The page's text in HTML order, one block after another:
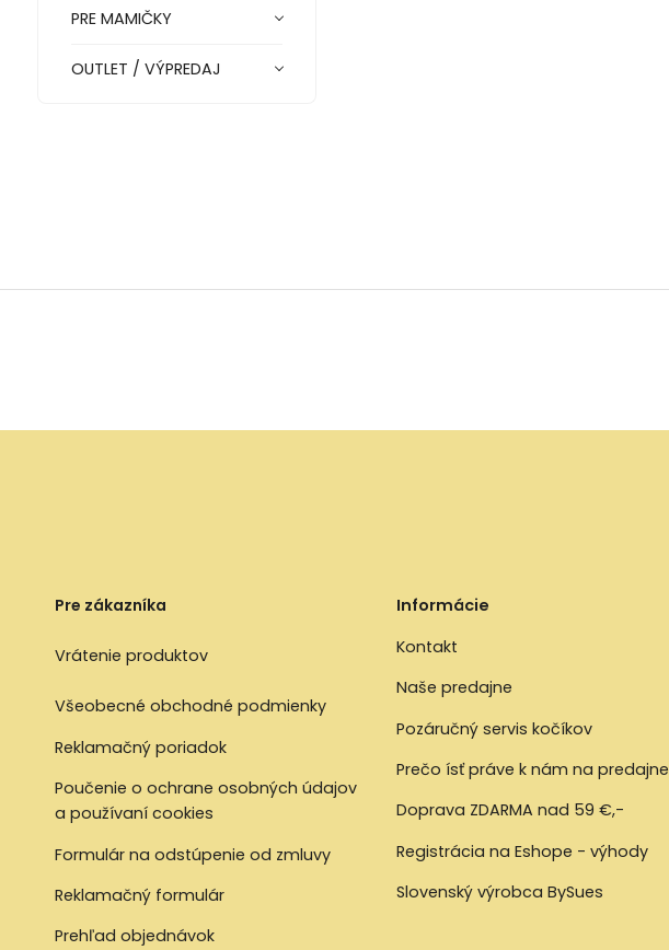
PRE MAMIČKY
OUTLET / VÝPREDAJ
Pre zákazníka
Vrátenie produktov
Všeobecné obchodné podmienky
Reklamačný poriadok
Poučenie o ochrane osobných údajov
a používaní cookies
Formulár na odstúpenie od zmluvy
Reklamačný formulár
Prehľad objednávok
Informácie
Kontakt
Naše predajne
Pozáručný servis kočíkov
Prečo ísť práve k nám na predajne
Doprava ZDARMA nad 59 €,-
Registrácia na Eshope - výhody
Slovenský výrobca BySues